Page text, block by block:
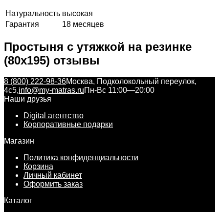
Натуральность высокая
Гарантия
18 месяцев
Простыня с утяжкой на резинке
(80x195) отзывы
8 (800) 222-98-36Москва, Подколокольный переулок,
4с5,info@my-matras.ruПн-Вс 11:00—20:00
Наши друзья
Digital агентство
Корпоративные подарки
Магазин
Политика конфиденциальности
Корзина
Личный кабинет
Оформить заказ
Каталог